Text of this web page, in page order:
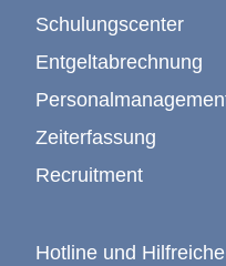
Schulungscenter
Entgeltabrechnung
Zeiterfassung
Recruitment
Hotline und